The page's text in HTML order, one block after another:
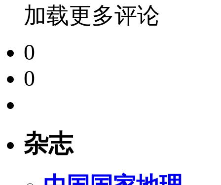
加载更多评论
0
0
杂志